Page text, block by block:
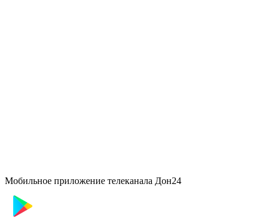
Мобильное приложение телеканала Дон24